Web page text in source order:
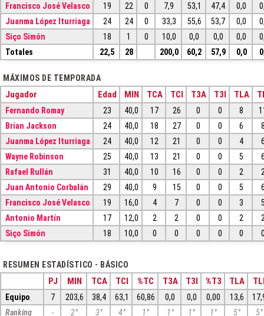
Francisco José Velasco
19 22 0 7,9 53,1 47,4 0,0
Juanma López Iturriaga
24 24 0 33,3 55,6 53,7 0,0
Siço Simón
18 1 0 10,0 0,0 0,0 0,0
Totales
22,5 28 200,0 60,2 57,9 0,0
MÁXIMOS DE TEMPORADA
Jugador Edad MIN TCA TCI T3A T3I TLA
Fernando Romay 23 40,0 17 26 0 0 8
Brian Jackson
24 40,0 18 27 0 0 6
Juanma López Iturriaga
24 40,0 12 21 0 0 4
Wayne Robinson
25 40,0 13 21 0 0 5
Rafael Rullán
31 40,0 10 16 0 0 2
Juan Antonio Corbalán
29 40,0 9 15 0 0 5
Francisco José Velasco
19 16,0 4 7 0 0 3
Antonio Martín
17 12,0 2 2 0 0 2
Siço Simón
18 10,0 0 0 0 0 0
RESUMEN ESTADÍSTICO - BÁSICO
PJ MIN TCA TCI %TC T3A T3I %T3 TLA
Equipo 7 203,6 38,4 63,1 60,86 0,0 0,0 0,00 13,6
Ranking
- 2° 3° 4° 1° 1° 1° 1° 5°
5°